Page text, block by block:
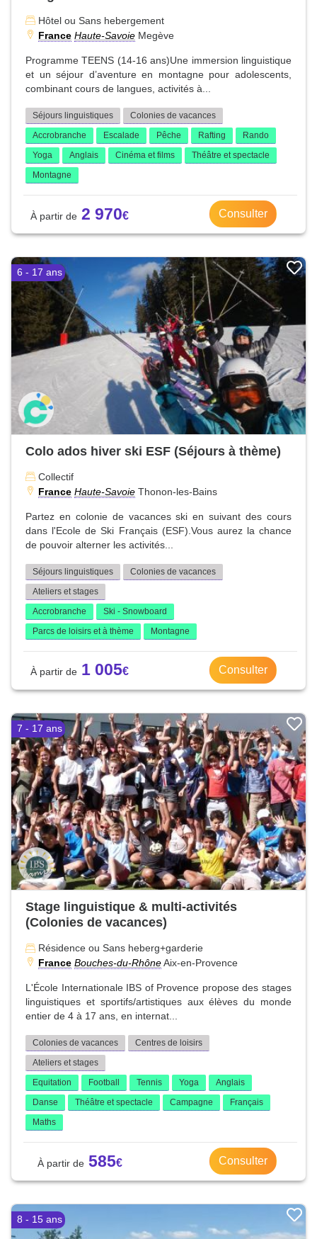
Hôtel ou Sans hebergement
France Haute-Savoie Megève
Programme TEENS (14-16 ans)Une immersion linguistique
et un séjour d’aventure en montagne pour adolescents,
combinant cours de langues, activités à...
Séjours linguistiques
Colonies de vacances
Accrobranche
Escalade Pêche Rafting
Rando
Yoga
Anglais Cinéma et films
Théâtre et spectacle
Montagne
2 970 Consulter
6 - 17 ans
Colo ados hiver ski ESF (Séjours à thème)
Collectif
France Haute-Savoie Thonon-les-Bains
Partez en colonie de vacances ski en suivant des cours
dans l'Ecole de Ski Français (ESF).Vous aurez la chance
de pouvoir alterner les activités...
Séjours linguistiques
Colonies de vacances
Ateliers et stages
Accrobranche
Ski - Snowboard
Parcs de loisirs et à thème
Montagne
1 005 Consulter
7 - 17 ans
Stage linguistique & multi-activités
(Colonies de vacances)
Résidence ou Sans heberg+garderie
France Bouches-du-RhôneAix-en-Provence
L'École Internationale IBS of Provence propose des stages
linguistiques et sportifs/artistiques aux élèves du monde
entier de 4 à 17 ans, en internat...
Colonies de vacances
Centres de loisirs
Ateliers et stages
Equitation
Football Tennis Yoga
Anglais
Danse
Théâtre et spectacle Campagne
Français
Maths
585 Consulter
8 - 15 ans